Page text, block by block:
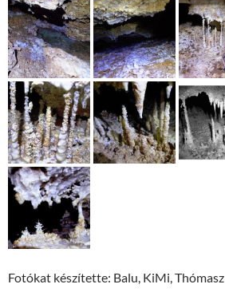
Fotókat készítette: Balu, KiMi, Thómasz